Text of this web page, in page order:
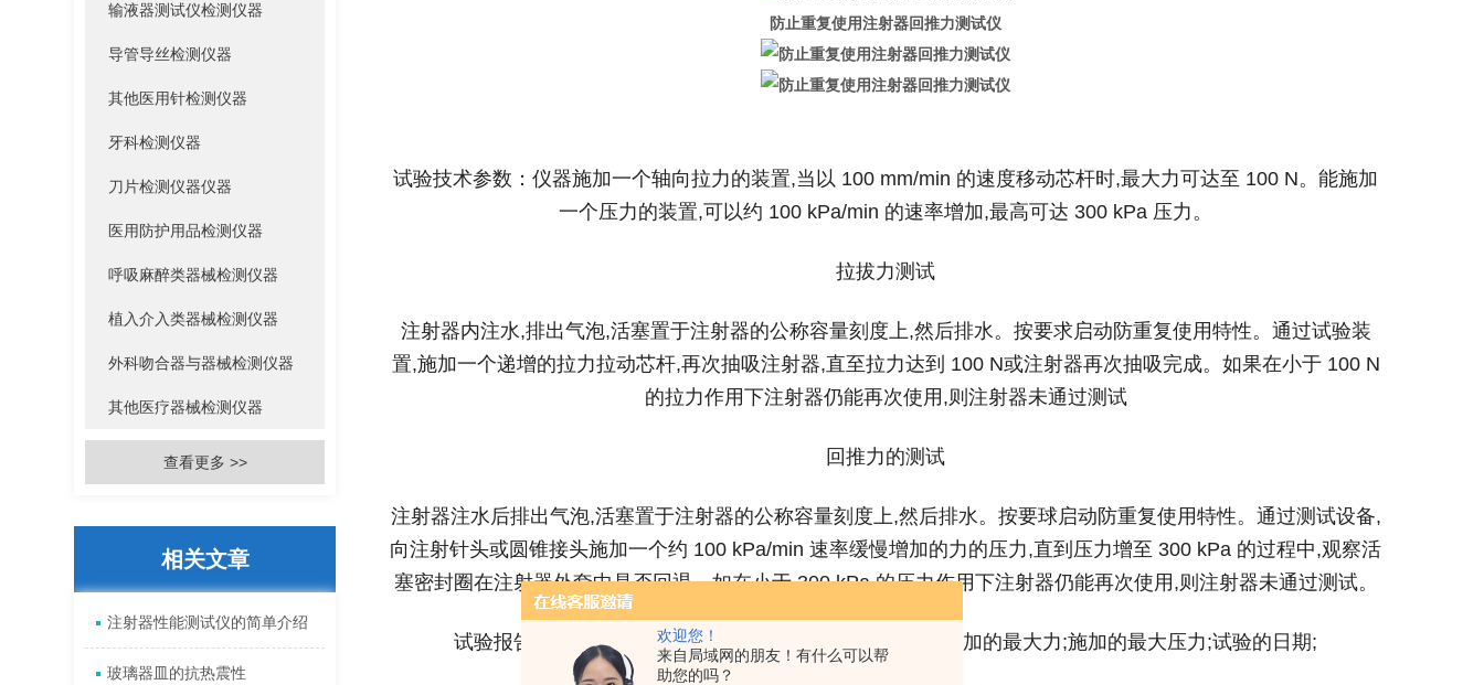
欢迎您！
来自局域网的朋友！有什么可以帮
助您的吗？
防止重复使用注射器回推力测试仪
试验技术参数：仪器施加一个轴向拉力的装置,当以 100 mm/min 的速度移动芯杆时,最大力可达至 100 N。能施加
一个压力的装置,可以约 100 kPa/min 的速率增加,最高可达 300 kPa 压力。
拉拔力测试
注射器内注水,排出气泡,活塞置于注射器的公称容量刻度上,然后排水。按要求启动防重复使用特性。通过试验装
置,施加一个递增的拉力拉动芯杆,再次抽吸注射器,直至拉力达到 100 N或注射器再次抽吸完成。如果在小于 100 N
的拉力作用下注射器仍能再次使用,则注射器未通过测试
回推力的测试
注射器注水后排出气泡,活塞置于注射器的公称容量刻度上,然后排水。按要球启动防重复使用特性。通过测试设备,
向注射针头或圆锥接头施加一个约 100 kPa/min 速率缓慢增加的力的压力,直到压力增至 300 kPa 的过程中,观察活
塞密封圈在注射器外套中是否回退。如在小于 300 kPa 的压力作用下注射器仍能再次使用,则注射器未通过测试。
试验报告记录注射器的型号和公称容量,单位为毫升(mL);施加的最大力;施加的最大压力;试验的日期;
输液器测试仪检测仪器
导管导丝检测仪器
其他医用针检测仪器
牙科检测仪器
刀片检测仪器仪器
医用防护用品检测仪器
呼吸麻醉类器械检测仪器
植入介入类器械检测仪器
外科吻合器与器械检测仪器
其他医疗器械检测仪器
查看更多 >>
相关文章
注射器性能测试仪的简单介绍
玻璃器皿的抗热震性